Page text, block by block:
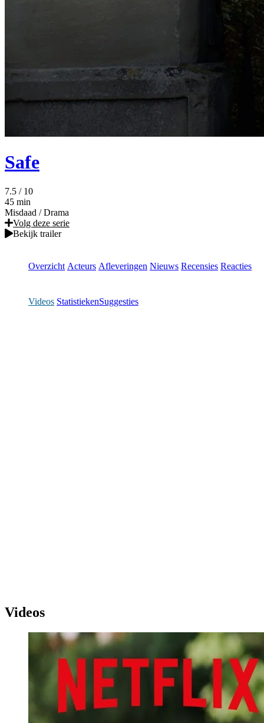
Safe
7.5 / 10
45 min
Misdaad / Drama
Volg deze serie
Bekijk trailer
Overzicht Acteurs Afleveringen Nieuws Recensies Reacties
Videos StatistiekenSuggesties
Videos